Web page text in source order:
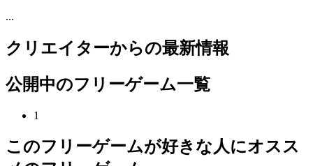
...
クリエイターからの最新情報
公開中のフリーゲーム一覧
1
このフリーゲームが好きな人にオスス